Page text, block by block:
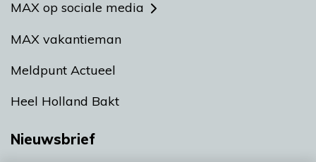
MAX op sociale media
MAX vakantieman
Meldpunt Actueel
Heel Holland Bakt
Nieuwsbrief